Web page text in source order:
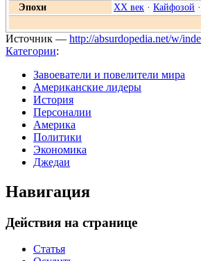
Эпохи
XX век · Кайфозой ·
Источник — http://absurdopedia.net/w/
Категории:
Завоеватели и повелители мира
Американские лидеры
История
Персоналии
Америка
Политики
Экономика
Джедаи
Навигация
Действия на странице
Статья